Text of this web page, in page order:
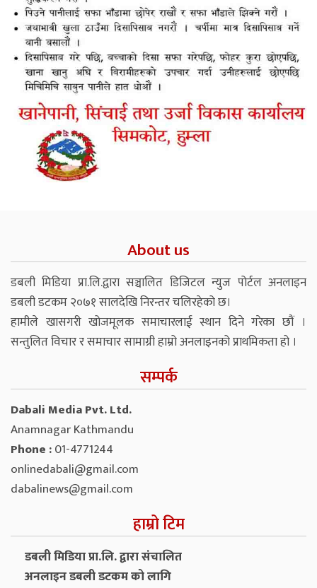
About us
डबली मिडिया प्रा.लि.द्वारा सञ्चालित डिजिटल न्युज पोर्टल अनलाइन
डबली डटकम २०७१ सालदेखि निरन्तर चलिरहेको छ।
हामीले खासगरी खोजमूलक समाचारलाई स्थान दिने गरेका छौं ।
सन्तुलित विचार र समाचार सामाग्री हाम्रो अनलाइनको प्राथमिकता हो ।
सम्पर्क
Dabali Media Pvt. Ltd.
Anamnagar Kathmandu
Phone :01-4771244
onlinedabali@gmail.com
dabalinews@gmail.com
हाम्रो टिम
डबली मिडिया प्रा.लि. द्वारा संचालित
अनलाइन डबली डटकम को लागि